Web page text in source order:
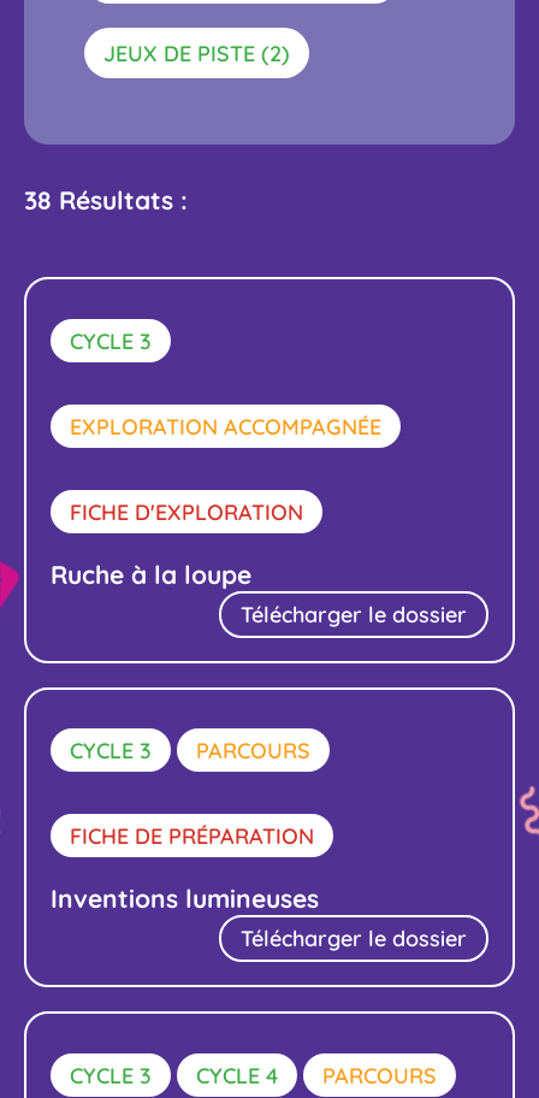
CE
JEUX DE PISTE (2) ACTIVER
CE
38 Résultats :
CYCLE 3
EXPLORATION ACCOMPAGNÉE
FICHE D'EXPLORATION
Ruche à la loupe
Télécharger le dossier
CYCLE 3 PARCOURS
FICHE DE PRÉPARATION
Inventions lumineuses
Télécharger le dossier
CYCLE 3 CYCLE 4 PARCOURS